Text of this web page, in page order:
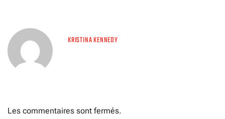
KRISTINA KENNEDY
Les commentaires sont fermés.